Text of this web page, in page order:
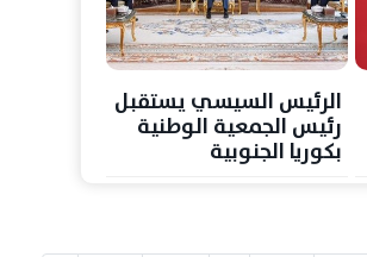
الرئيس السيسي يستقبل
رئيس الجمعية الوطنية
بكوريا الجنوبية